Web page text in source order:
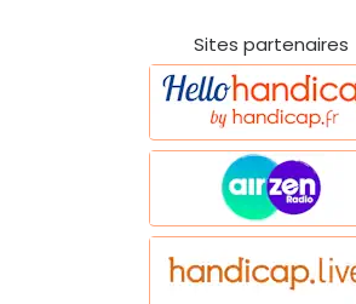
Sites partenaires